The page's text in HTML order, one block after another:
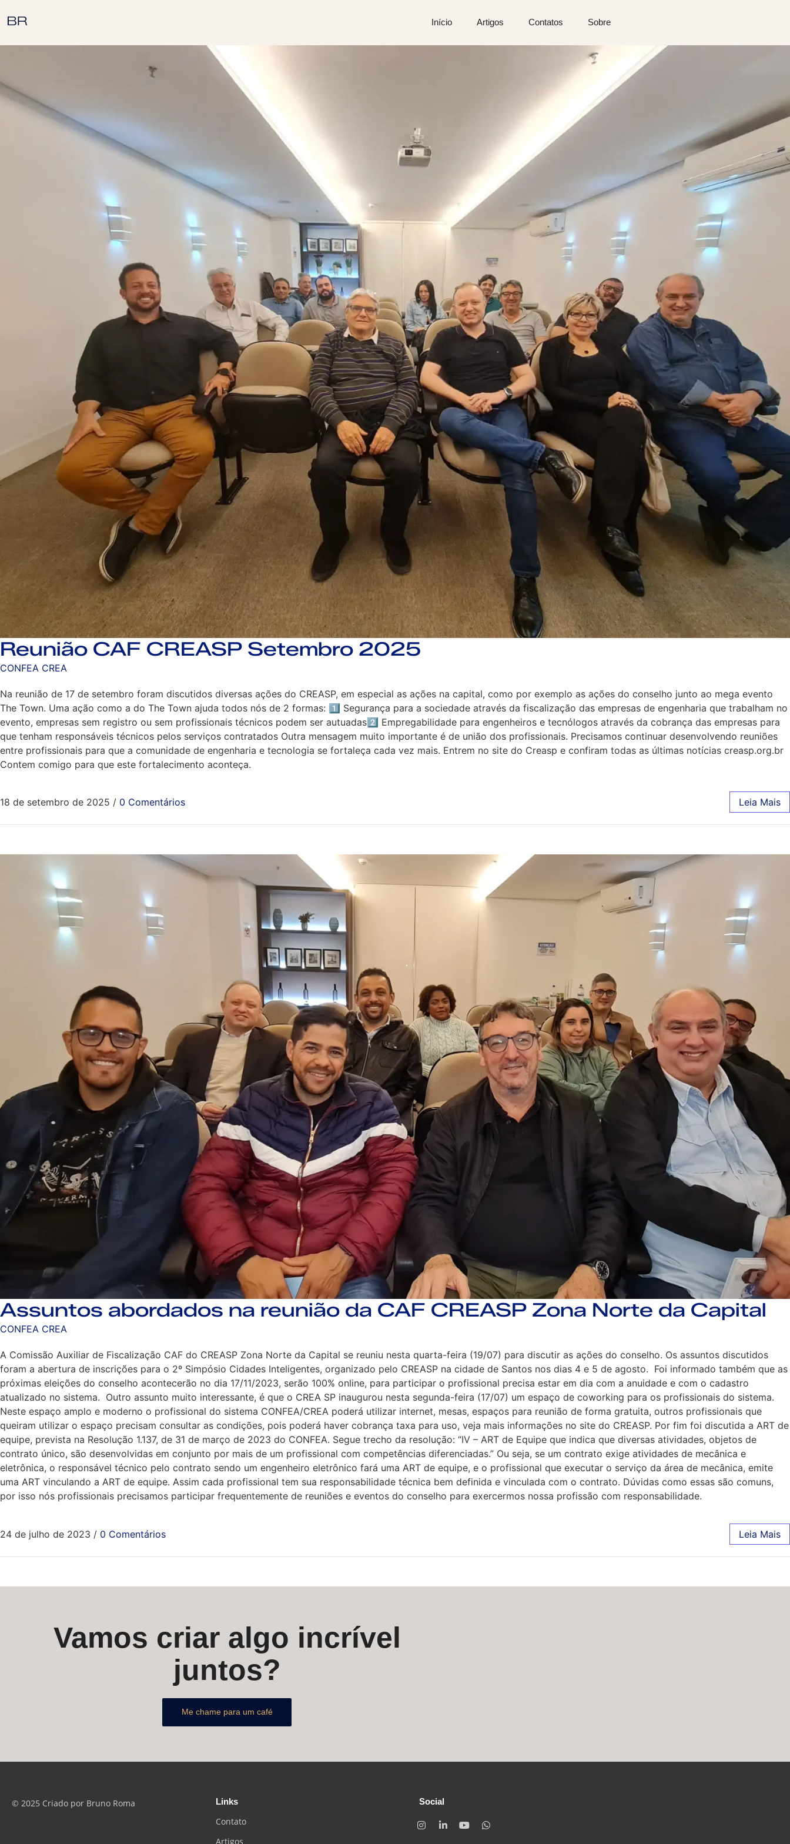
Início Artigos Contatos Sobre
Reunião CAF CREASP Setembro 2025
CONFEA CREA
Na reunião de 17 de setembro foram discutidos diversas ações do CREASP, em especial as ações na capital, como por exemplo as ações do conselho junto ao mega evento
The Town. Uma ação como a do The Town ajuda todos nós de 2 formas: 1️⃣ Segurança para a sociedade através da fiscalização das empresas de engenharia que trabalham no
evento, empresas sem registro ou sem profissionais técnicos podem ser autuadas2️⃣ Empregabilidade para engenheiros e tecnólogos através da cobrança das empresas para
que tenham responsáveis técnicos pelos serviços contratados Outra mensagem muito importante é de união dos profissionais. Precisamos continuar desenvolvendo reuniões
entre profissionais para que a comunidade de engenharia e tecnologia se fortaleça cada vez mais. Entrem no site do Creasp e confiram todas as últimas notícias creasp.org.br
Contem comigo para que este fortalecimento aconteça.
18 de setembro de 2025 / 0 Comentários Leia Mais
Assuntos abordados na reunião da CAF CREASP Zona Norte da Capital
CONFEA CREA
A Comissão Auxiliar de Fiscalização CAF do CREASP Zona Norte da Capital se reuniu nesta quarta-feira (19/07) para discutir as ações do conselho. Os assuntos discutidos
foram a abertura de inscrições para o 2º Simpósio Cidades Inteligentes, organizado pelo CREASP na cidade de Santos nos dias 4 e 5 de agosto. Foi informado também que as
próximas eleições do conselho acontecerão no dia 17/11/2023, serão 100% online, para participar o profissional precisa estar em dia com a anuidade e com o cadastro
atualizado no sistema. Outro assunto muito interessante, é que o CREA SP inaugurou nesta segunda-feira (17/07) um espaço de coworking para os profissionais do sistema.
Neste espaço amplo e moderno o profissional do sistema CONFEA/CREA poderá utilizar internet, mesas, espaços para reunião de forma gratuita, outros profissionais que
queiram utilizar o espaço precisam consultar as condições, pois poderá haver cobrança taxa para uso, veja mais informações no site do CREASP. Por fim foi discutida a ART de
equipe, prevista na Resolução 1.137, de 31 de março de 2023 do CONFEA. Segue trecho da resolução: “IV – ART de Equipe que indica que diversas atividades, objetos de
contrato único, são desenvolvidas em conjunto por mais de um profissional com competências diferenciadas.” Ou seja, se um contrato exige atividades de mecânica e
eletrônica, o responsável técnico pelo contrato sendo um engenheiro eletrônico fará uma ART de equipe, e o profissional que executar o serviço da área de mecânica, emite
uma ART vinculando a ART de equipe. Assim cada profissional tem sua responsabilidade técnica bem definida e vinculada com o contrato. Dúvidas como essas são comuns,
por isso nós profissionais precisamos participar frequentemente de reuniões e eventos do conselho para exercermos nossa profissão com responsabilidade.
24 de julho de 2023 / 0 Comentários Leia Mais
Vamos criar algo incrível
juntos?
Me chame para um café
© 2025 Criado por Bruno Roma Links
Contato
Artigos
Social